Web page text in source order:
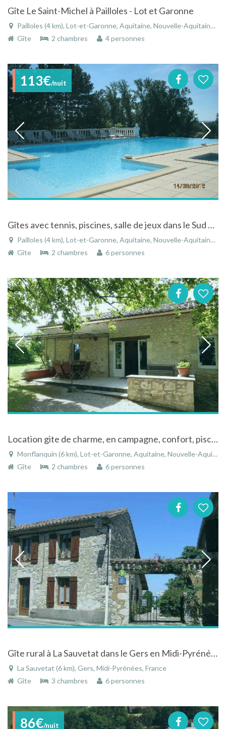
Gîte Le Saint-Michel à Pailloles - Lot et Garonne
Pailloles (4 km), Lot-et-Garonne, Aquitaine, Nouvelle-Aquitaine, France
Gîte
2 chambres 4 personnes
113€/nuit
Gîtes avec tennis, piscines, salle de jeux dans le Sud ouest en Aquitaine
Pailloles (4 km), Lot-et-Garonne, Aquitaine, Nouvelle-Aquitaine, France
Gîte
2 chambres 6 personnes
Location gite de charme, en campagne, confort, piscine, à Monflanquin, Dordogne
Monflanquin (6 km), Lot-et-Garonne, Aquitaine, Nouvelle-Aquitaine, France
Gîte
2 chambres 6 personnes
Gîte rural à La Sauvetat dans le Gers en Midi-Pyrénées à la campagne
La Sauvetat (6 km), Gers, Midi-Pyrénées, France
Gîte
3 chambres 6 personnes
86€/nuit